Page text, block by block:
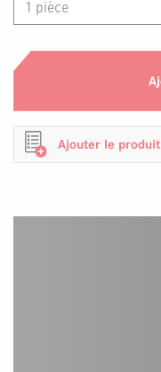
Ajouter le